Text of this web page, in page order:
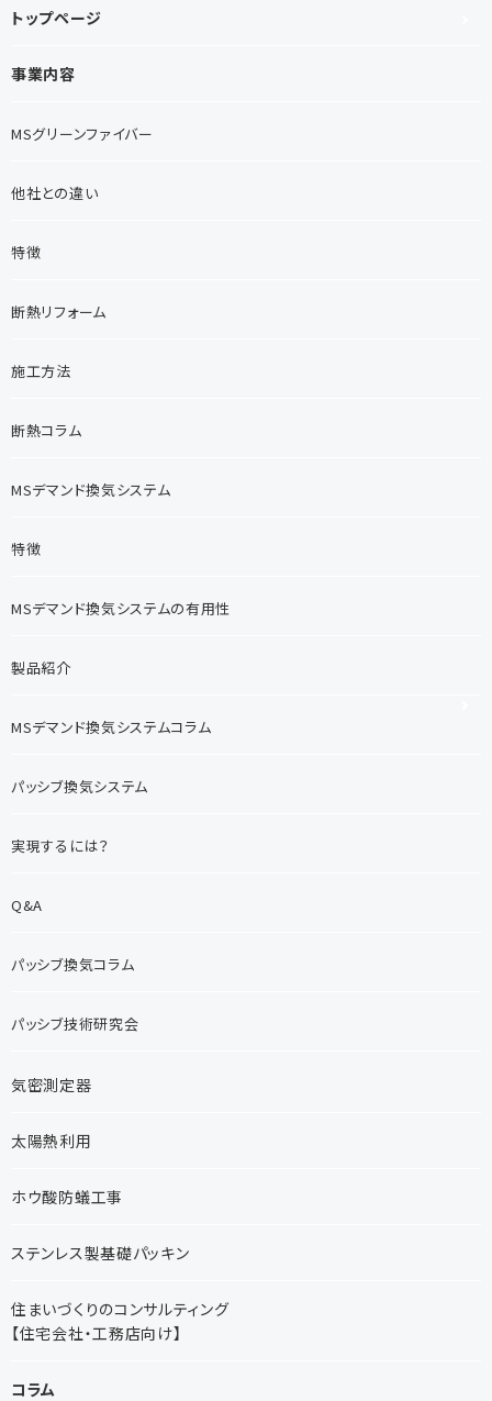
トップページ
事業内容
MSグリーンファイバー
他社との違い
特徴
断熱リフォーム
施工方法
断熱コラム
MSデマンド換気システム
特徴
MSデマンド換気システムの有用性
製品紹介
MSデマンド換気システムコラム
パッシブ換気システム
実現するには？
Q&A
パッシブ換気コラム
パッシブ技術研究会
気密測定器
太陽熱利用
ホウ酸防蟻工事
ステンレス製基礎パッキン
住まいづくりのコンサルティング
【住宅会社・工務店向け】
コラム